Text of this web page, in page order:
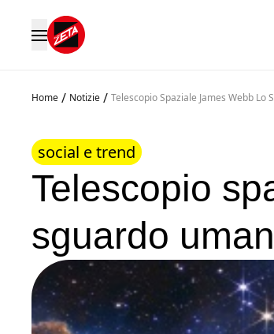
Home / Notizie / Telescopio Spaziale James Webb
social e trend
Telescopio
sguardo